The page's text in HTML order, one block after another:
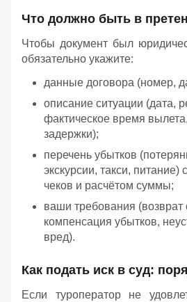
Что должно быть в
Чтобы документ был
обязательно укажите:
данные договора (номер,
описание ситуации (дата,
фактическое время
задержки);
перечень убытков
экскурсии, такси,
чеков и расчётом суммы;
ваши требования (возврат
компенсация убытков,
вред).
Как подать иск в суд:
Если туроператор не